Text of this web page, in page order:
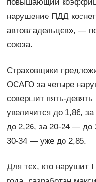
повышающий
нарушение ПДД
автовладельцев», —
союза.
Страховщики
ОСАГО за четыре
совершит пять-
увеличится до 1,86,
до 2,26, за 20-24 — до
30-34 — уже до 2,85.
Для тех, кто нарушит